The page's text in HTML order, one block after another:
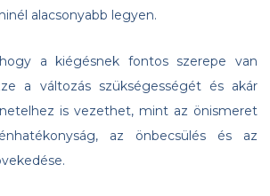
alacsonyabb legyen.
a kiégésnek fontos szerepe van
a változás szükségességét és akár
is vezethet, mint az önismeret
az önbecsülés és az